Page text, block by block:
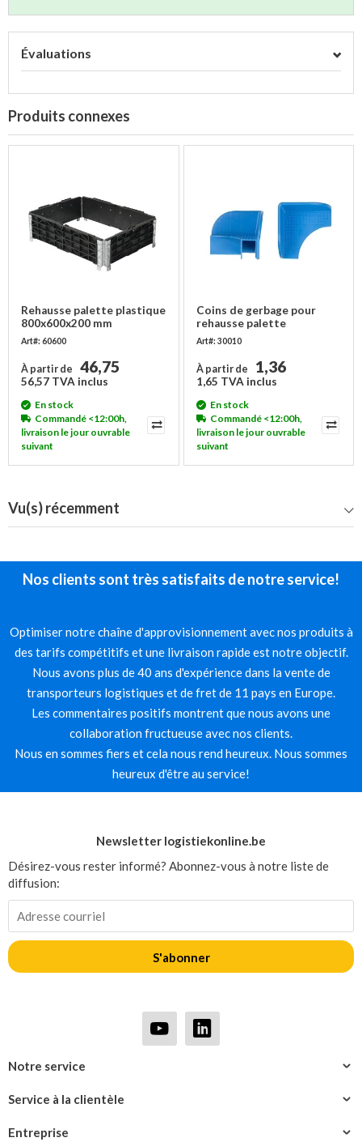
Évaluations
Produits connexes
Rehausse palette plastique
800x600x200 mm
Art#: 60600
À partir de 46,75
56,57 TVA inclus
En stock
Commandé <12:00h,
livraison le jour ouvrable
suivant
Coins de gerbage pour
rehausse palette
Art#: 30010
À partir de 1,36
1,65 TVA inclus
En stock
Commandé <12:00h,
livraison le jour ouvrable
suivant
Vu(s) récemment
Nos clients sont très satisfaits de notre service!
Optimiser notre chaîne d'approvisionnement avec nos produits à
des tarifs compétitifs et une livraison rapide est notre objectif.
Nous avons plus de 40 ans d'expérience dans la vente de
transporteurs logistiques et de fret de 11 pays en Europe.
Les commentaires positifs montrent que nous avons une
collaboration fructueuse avec nos clients.
Nous en sommes fiers et cela nous rend heureux. Nous sommes
heureux d'être au service!
Entreprise
Service à la clientèle
Notre service
Newsletter logistiekonline.be
Désirez-vous rester informé? Abonnez-vous à notre liste de
diffusion:
S'abonner